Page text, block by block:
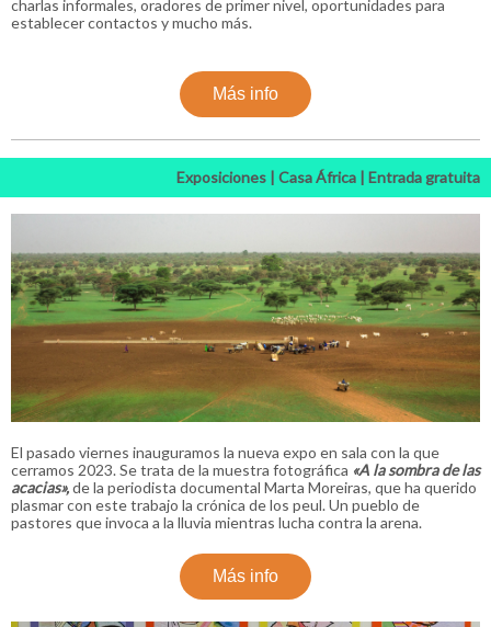
charlas informales, oradores de primer nivel, oportunidades para
establecer contactos y mucho más.
Más info
Exposiciones | Casa África | Entrada gratuita
El pasado viernes inauguramos la nueva expo en sala con la que
cerramos 2023. Se trata de la muestra fotográfica «A la sombra de las
acacias»,de la periodista documental Marta Moreiras, que ha querido
plasmar con este trabajo la crónica de los peul. Un pueblo de
pastores que invoca a la lluvia mientras lucha contra la arena.
Más info